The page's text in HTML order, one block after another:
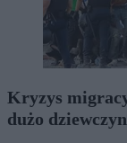
Kryzys
dużo